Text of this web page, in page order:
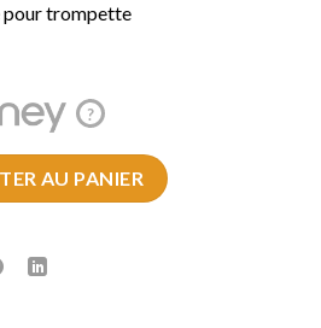
pour trompette
?
d'harmonie BG A31TC
AU PANIER